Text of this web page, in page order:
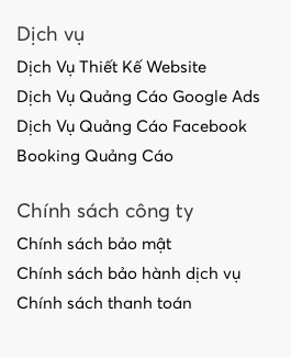
Dịch vụ
Dịch Vụ Thiết Kế Website
Dịch Vụ Quảng Cáo Google Ads
Dịch Vụ Quảng Cáo Facebook
Booking Quảng Cáo
Chính sách công ty
Chính sách bảo mật
Chính sách bảo hành dịch vụ
Chính sách thanh toán